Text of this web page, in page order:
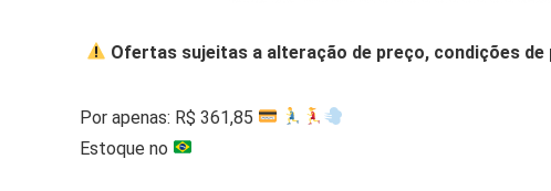
Ofertas sujeitas a alteração de preço, condições
Por apenas: R$ 361,85
Estoque no